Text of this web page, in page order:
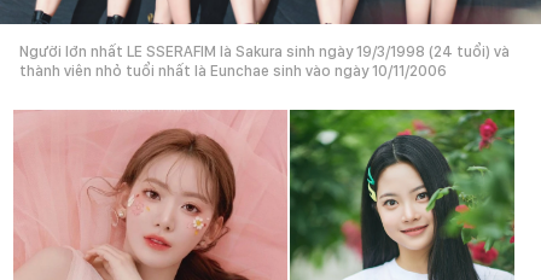
Người lớn nhất LE SSERAFIM là Sakura sinh ngày 19/3/1998 (24 tuổi) và
thành viên nhỏ tuổi nhất là Eunchae sinh vào ngày 10/11/2006